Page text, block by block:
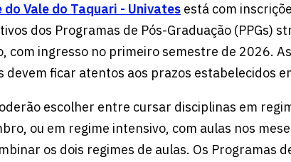
do Vale do Taquari - Univates está com
dos Programas de Pós-Graduação (PPGs)
com ingresso no primeiro semestre de 2026. As
devem ficar atentos aos prazos estabelecidos
escolher entre cursar disciplinas em
ou em regime intensivo, com aulas nos
os dois regimes de aulas. Os Programas